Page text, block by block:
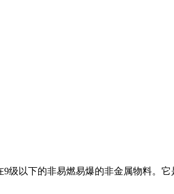
级以下的非易燃易爆的非金属物料。